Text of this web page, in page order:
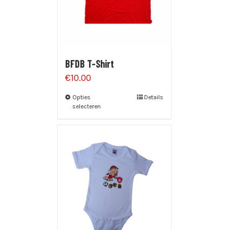
BFDB T-Shirt
€10.00
Opties
selecteren
Details